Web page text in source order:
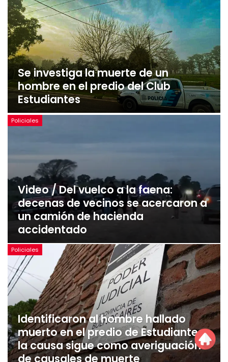
Se investiga la muerte de un
hombre en el predio del Club
Estudiantes
Policiales
Video / Del vuelco a la faena:
decenas de vecinos se acercaron a
un camión de hacienda
accidentado
Policiales
Identificaron al hombre hallado
muerto en el predio de Estudiantes:
la causa sigue como averiguación
de causales de muerte